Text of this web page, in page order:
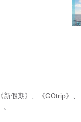
《新假期》 《GOtrip》
。